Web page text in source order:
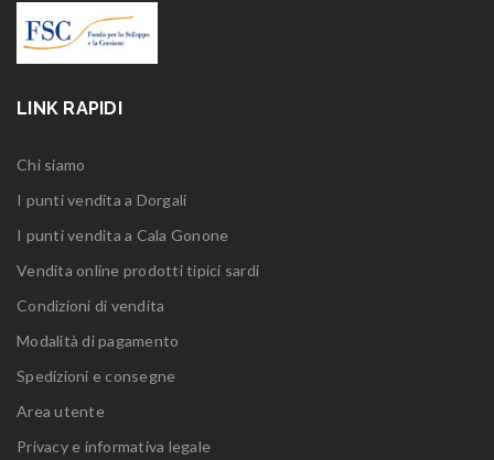
LINK RAPIDI
Chi siamo
I punti vendita a Dorgali
I punti vendita a Cala Gonone
Vendita online prodotti tipici sardi
Condizioni di vendita
Modalità di pagamento
Spedizioni e consegne
Area utente
Privacy e informativa legale